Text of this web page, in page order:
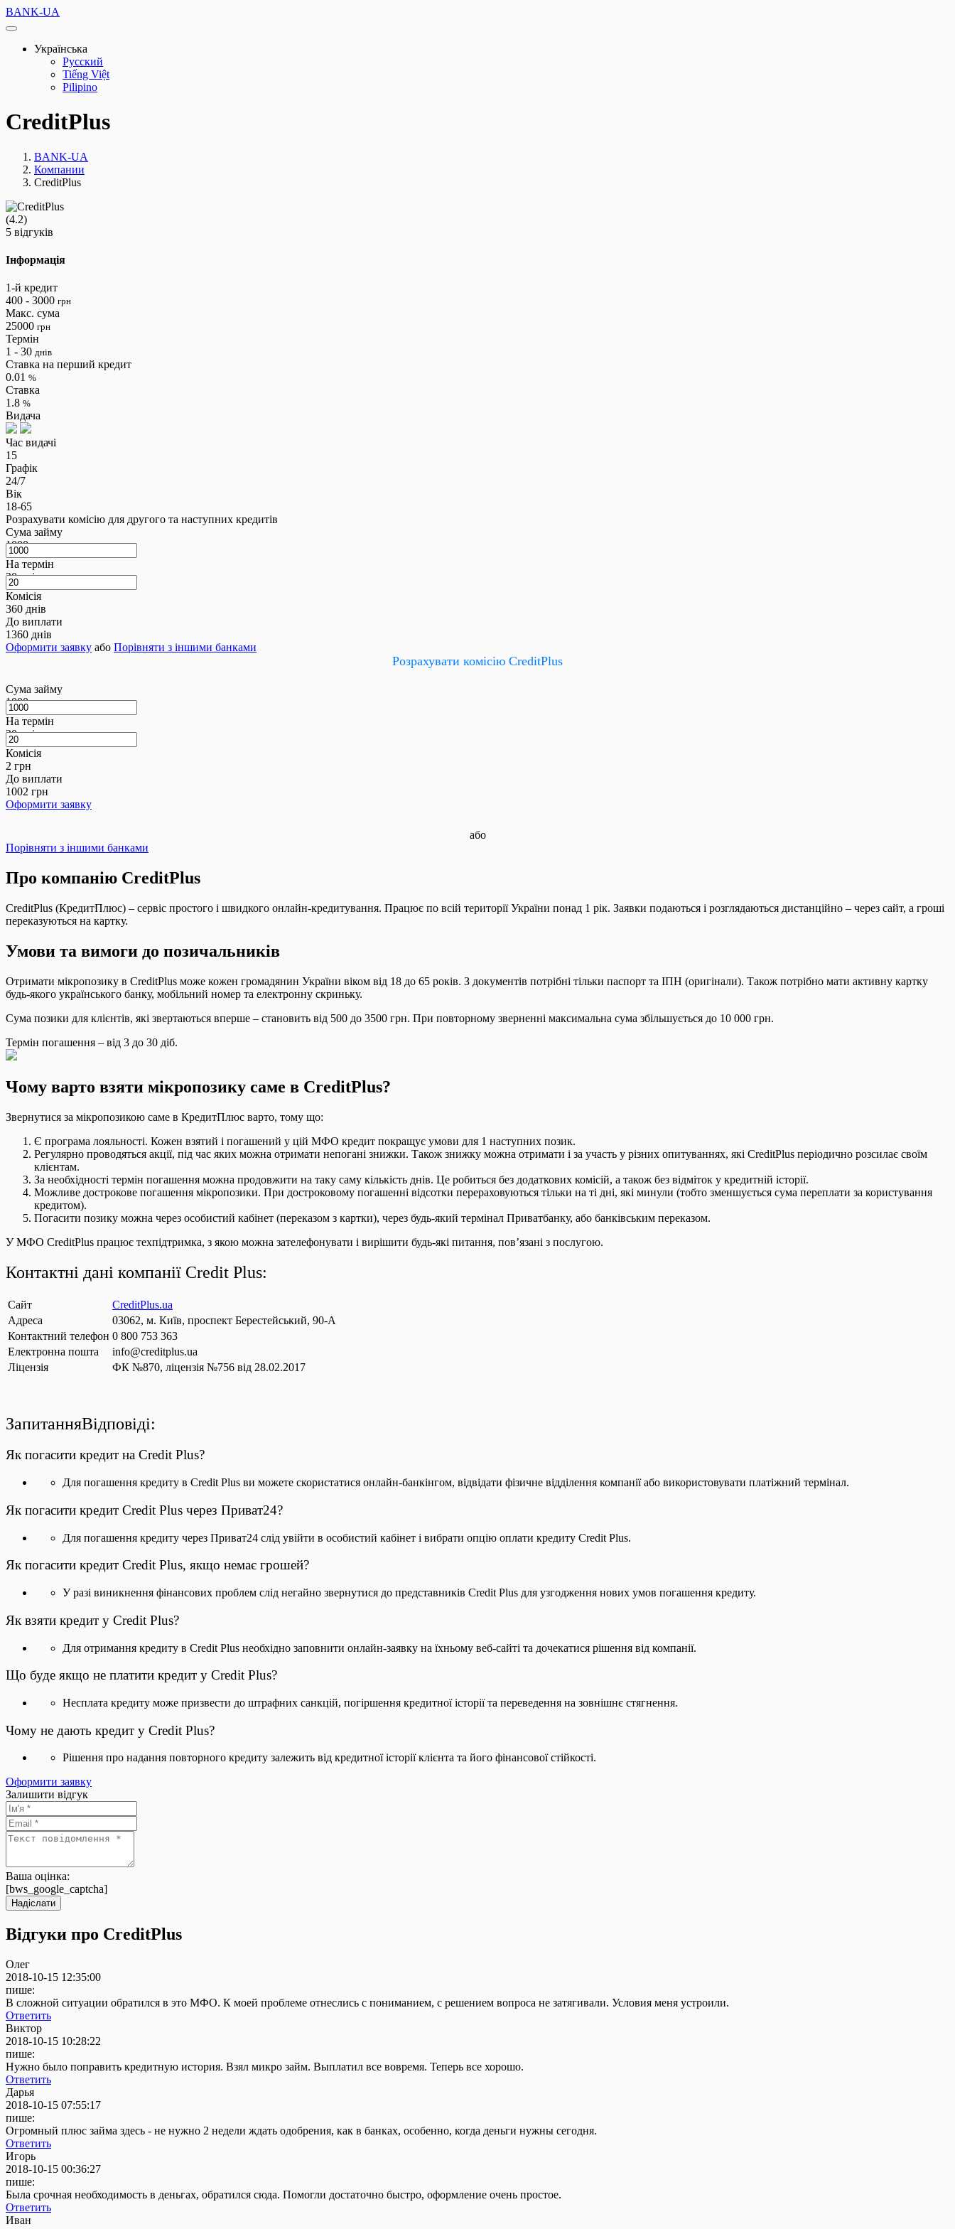
BANK-UA
Українська
Русский
Tiếng Việt
Pilipino
CreditPlus
BANK-UA
Компании
CreditPlus
(4.2)
5 відгуків
Інформація
1-й кредит
400 - 3000 грн
Макс. сума
25000 грн
Термін
1 - 30 днів
Ставка на перший кредит
0.01 %
Ставка
1.8 %
Видача
Час видачі
15
Графік
24/7
Вік
18-65
Розрахувати комісію для другого та наступних кредитів
Сума займу
1000грн
На термін
20днів
Комісія
360 днів
До виплати
1360 днів
Оформити заявку або Порівняти з іншими банками
Розрахувати комісію CreditPlus
Сума займу
1000грн
На термін
20днів
Комісія
2 грн
До виплати
1002 грн
Оформити заявку
або
Порівняти з іншими банками
Про компанію CreditPlus
CreditPlus (КредитПлюс) – сервіс простого і швидкого онлайн-кредитування. Працює по всій території України понад 1 рік. Заявки подаються і розглядаються дистанційно – через сайт, а гроші
переказуються на картку.
Умови та вимоги до позичальників
Отримати мікропозику в CreditPlus може кожен громадянин України віком від 18 до 65 років. З документів потрібні тільки паспорт та ІПН (оригінали). Також потрібно мати активну картку
будь-якого українського банку, мобільний номер та електронну скриньку.
Сума позики для клієнтів, які звертаються вперше – становить від 500 до 3500 грн. При повторному зверненні максимальна сума збільшується до 10 000 грн.
Термін погашення – від 3 до 30 діб.
Чому варто взяти мікропозику саме в CreditPlus?
Звернутися за мікропозикою саме в КредитПлюс варто, тому що:
Є програма лояльності. Кожен взятий і погашений у цій МФО кредит покращує умови для 1 наступних позик.
Регулярно проводяться акції, під час яких можна отримати непогані знижки. Також знижку можна отримати і за участь у різних опитуваннях, які CreditPlus періодично розсилає своїм
клієнтам.
За необхідності термін погашення можна продовжити на таку саму кількість днів. Це робиться без додаткових комісій, а також без відміток у кредитній історії.
Можливе дострокове погашення мікропозики. При достроковому погашенні відсотки перераховуються тільки на ті дні, які минули (тобто зменшується сума переплати за користування
кредитом).
Погасити позику можна через особистий кабінет (переказом з картки), через будь-який термінал Приватбанку, або банківським переказом.
У МФО CreditPlus працює техпідтримка, з якою можна зателефонувати і вирішити будь-які питання, пов’язані з послугою.
Контактні дані компанії Credit Plus:
Сайт
CreditPlus.ua
Адреса
03062, м. Київ, проспект Берестейський, 90-А
Контактний телефон 0 800 753 363
Електронна пошта
info@creditplus.ua
Ліцензія
ФК №870, ліцензія №756 від 28.02.2017
ЗапитанняВідповіді:
Як погасити кредит на Credit Plus?
Для погашення кредиту в Credit Plus ви можете скористатися онлайн-банкінгом, відвідати фізичне відділення компанії або використовувати платіжний термінал.
Як погасити кредит Credit Plus через Приват24?
Для погашення кредиту через Приват24 слід увійти в особистий кабінет і вибрати опцію оплати кредиту Credit Plus.
Як погасити кредит Credit Plus, якщо немає грошей?
У разі виникнення фінансових проблем слід негайно звернутися до представників Credit Plus для узгодження нових умов погашення кредиту.
Як взяти кредит у Credit Plus?
Для отримання кредиту в Credit Plus необхідно заповнити онлайн-заявку на їхньому веб-сайті та дочекатися рішення від компанії.
Що буде якщо не платити кредит у Credit Plus?
Несплата кредиту може призвести до штрафних санкцій, погіршення кредитної історії та переведення на зовнішнє стягнення.
Чому не дають кредит у Credit Plus?
Рішення про надання повторного кредиту залежить від кредитної історії клієнта та його фінансової стійкості.
Оформити заявку
Залишити відгук
Ваша оцінка:
[bws_google_captcha]
Надіслати
Відгуки про CreditPlus
Олег
2018-10-15 12:35:00
пише:
В сложной ситуации обратился в это МФО. К моей проблеме отнеслись с пониманием, с решением вопроса не затягивали. Условия меня устроили.
Ответить
Виктор
2018-10-15 10:28:22
пише:
Нужно было поправить кредитную история. Взял микро займ. Выплатил все вовремя. Теперь все хорошо.
Ответить
Дарья
2018-10-15 07:55:17
пише:
Огромный плюс займа здесь - не нужно 2 недели ждать одобрения, как в банках, особенно, когда деньги нужны сегодня.
Ответить
Игорь
2018-10-15 00:36:27
пише:
Была срочная необходимость в деньгах, обратился сюда. Помогли достаточно быстро, оформление очень простое.
Ответить
Иван